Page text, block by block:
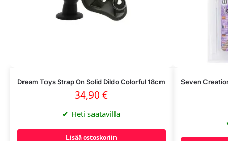
Dream Toys Strap On Solid Dildo Colorful 18cm
34,90€
✔ Heti saatavilla
Lisää ostoskoriin
Seven